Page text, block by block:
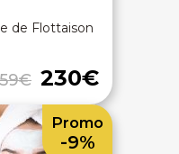
de Flottaison
230€
Promo
-9%